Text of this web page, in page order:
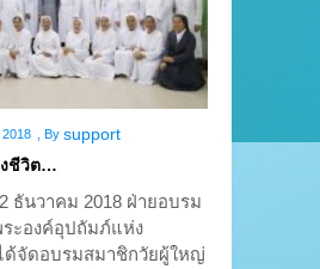
By support
ชีวิต…
ธันวาคม 2018 ฝ่ายอบรม
ะองค์อุปถัมภ์แห่ง
ด้จัดอบรมสมาชิกวัยผู้ใหญ่